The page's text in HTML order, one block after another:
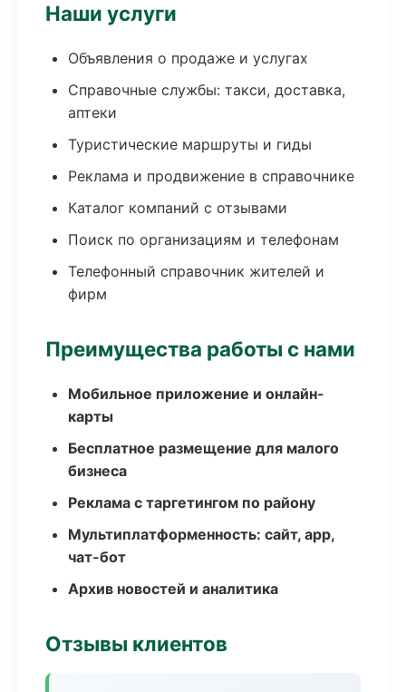
Наши услуги
Объявления о продаже и услугах
Справочные службы: такси, доставка,
аптеки
Туристические маршруты и гиды
Реклама и продвижение в справочнике
Каталог компаний с отзывами
Поиск по организациям и телефонам
Телефонный справочник жителей и
фирм
Преимущества работы с нами
Мобильное приложение и онлайн-
карты
Бесплатное размещение для малого
бизнеса
Реклама с таргетингом по району
Мультиплатформенность: сайт, app,
чат-бот
Архив новостей и аналитика
Отзывы клиентов